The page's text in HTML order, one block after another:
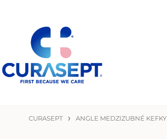
CURASEPT ANGLE MEDZIZUBNÉ KEFKY